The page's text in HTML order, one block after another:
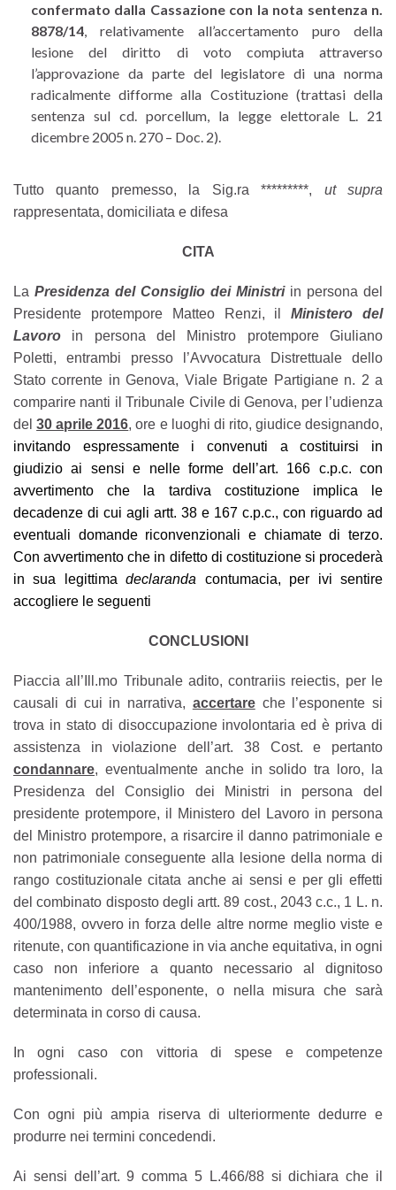
confermato dalla Cassazione con la nota sentenza n.
8878/14, relativamente all’accertamento puro della
lesione del diritto di voto compiuta attraverso
l’approvazione da parte del legislatore di una norma
radicalmente difforme alla Costituzione (trattasi della
sentenza sul cd. porcellum, la legge elettorale L. 21
dicembre 2005 n. 270 – Doc. 2).
Tutto quanto premesso, la Sig.ra *********, ut supra
rappresentata, domiciliata e difesa
CITA
La Presidenza del Consiglio dei Ministriin persona del
Presidente protempore Matteo Renzi, ilMinistero del
Lavoro in persona del Ministro protempore Giuliano
Poletti, entrambi presso l’Avvocatura Distrettuale dello
Stato corrente in Genova, Viale Brigate Partigiane n. 2 a
comparire nanti il Tribunale Civile di Genova, per l’udienza
del30 aprile 2016, ore e luoghi di rito, giudice designando,
invitando espressamente i convenuti a costituirsi in
giudizio ai sensi e nelle forme dell’art. 166 c.p.c. con
avvertimento che la tardiva costituzione implica le
decadenze di cui agli artt. 38 e 167 c.p.c., con riguardo ad
eventuali domande riconvenzionali e chiamate di terzo.
Con avvertimento che in difetto di costituzione si procederà
in sua legittimadeclaranda contumacia, per ivi sentire
accogliere le seguenti
CONCLUSIONI
Piaccia all’Ill.mo Tribunale adito, contrariis reiectis, per le
causali di cui in narrativa, accertareche l’esponente si
trova in stato di disoccupazione involontaria ed è priva di
assistenza in violazione dell’art. 38 Cost. e pertanto
condannare, eventualmente anche in solido tra loro,
la
Presidenza del Consiglio dei Ministri in persona del
presidente protempore, il Ministero del Lavoro in persona
del Ministro protempore, a risarcire il danno patrimoniale e
non patrimoniale conseguente alla lesione della norma di
rango costituzionale citata anche ai sensi e per gli effetti
del combinato disposto degli artt. 89 cost., 2043 c.c., 1 L. n.
400/1988, ovvero in forza delle altre norme meglio viste e
ritenute, con quantificazione in via anche equitativa, in ogni
caso non inferiore a quanto necessario al dignitoso
mantenimento dell’esponente, o nella misura che sarà
determinata in corso di causa.
In ogni caso con vittoria di spese e competenze
professionali.
Con ogni più ampia riserva di ulteriormente dedurre e
produrre nei termini concedendi.
Ai sensi dell’art. 9 comma 5 L.466/88 si dichiara che il